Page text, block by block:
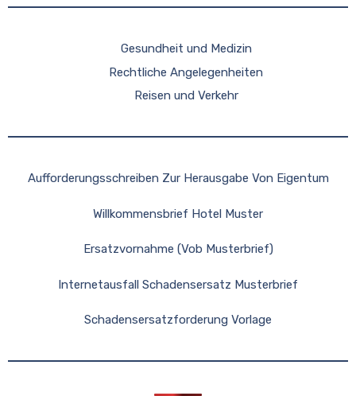
Gesundheit und Medizin
Rechtliche Angelegenheiten
Reisen und Verkehr
Aufforderungsschreiben Zur Herausgabe Von Eigentum
Willkommensbrief Hotel Muster
Ersatzvornahme (Vob Musterbrief)
Internetausfall Schadensersatz Musterbrief
Schadensersatzforderung Vorlage